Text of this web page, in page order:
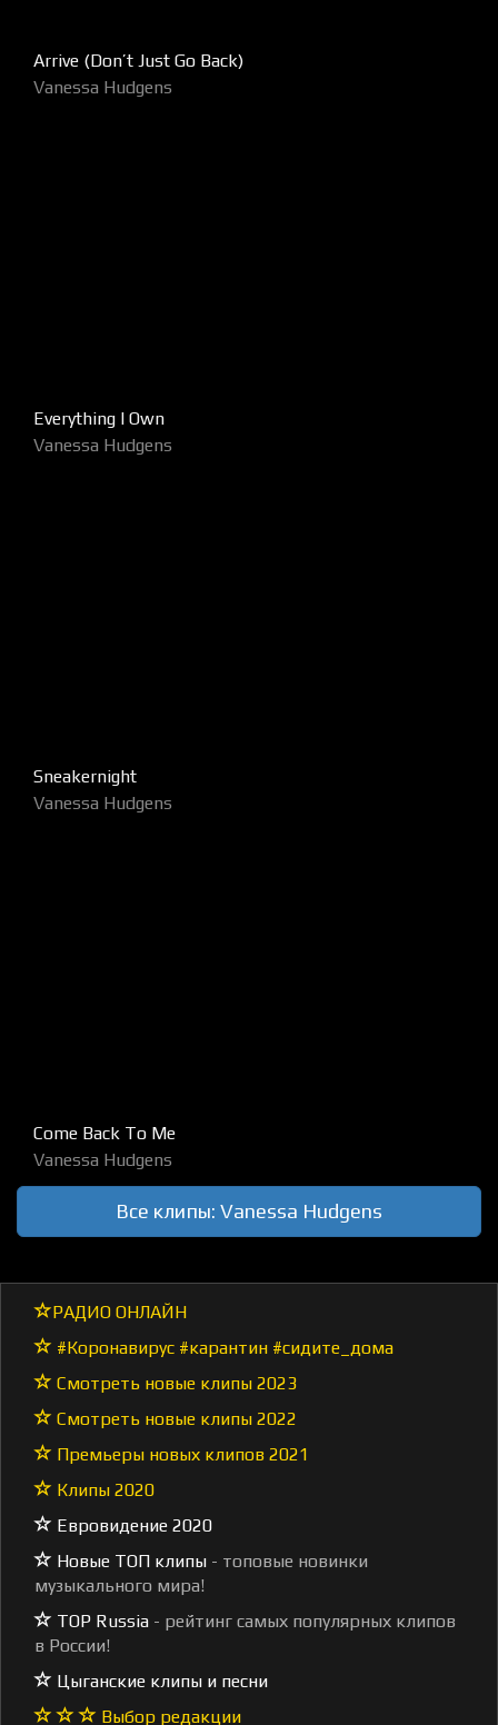
Arrive (Don’t Just Go Back)
Vanessa Hudgens
Everything I Own
Vanessa Hudgens
Sneakernight
Vanessa Hudgens
Come Back To Me
Vanessa Hudgens
Все клипы: Vanessa Hudgens
РАДИО ОНЛАЙН
#Коронавирус #карантин #сидите_дома
Смотреть новые клипы 2023
Смотреть новые клипы 2022
Премьеры новых клипов 2021
Клипы 2020
Евровидение 2020
Новые ТОП клипы - топовые новинки
музыкального мира!
TOP Russia - рейтинг самых популярных клипов
в России!
Цыганские клипы и песни
Выбор редакции